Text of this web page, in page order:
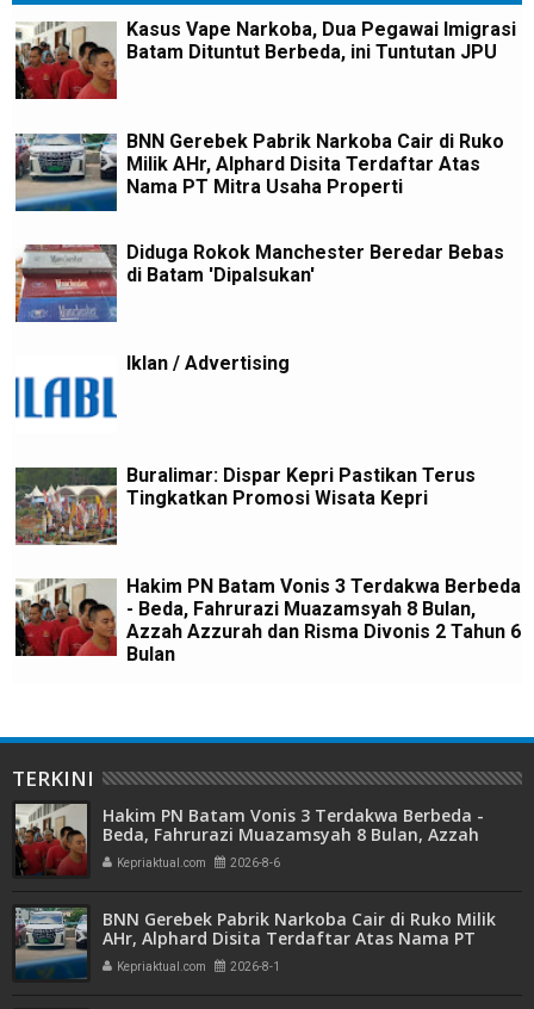
Kasus Vape Narkoba, Dua Pegawai Imigrasi
Batam Dituntut Berbeda, ini Tuntutan JPU
BNN Gerebek Pabrik Narkoba Cair di Ruko
Milik AHr, Alphard Disita Terdaftar Atas
Nama PT Mitra Usaha Properti
Diduga Rokok Manchester Beredar Bebas
di Batam 'Dipalsukan'
Iklan / Advertising
Buralimar: Dispar Kepri Pastikan Terus
Tingkatkan Promosi Wisata Kepri
Hakim PN Batam Vonis 3 Terdakwa Berbeda
- Beda, Fahrurazi Muazamsyah 8 Bulan,
Azzah Azzurah dan Risma Divonis 2 Tahun 6
Bulan
TERKINI
Hakim PN Batam Vonis 3 Terdakwa Berbeda -
Beda, Fahrurazi Muazamsyah 8 Bulan, Azzah
Azzurah dan Risma Divonis 2 Tahun 6 Bulan
Kepriaktual.com 2026-8-6
BNN Gerebek Pabrik Narkoba Cair di Ruko Milik
AHr, Alphard Disita Terdaftar Atas Nama PT
Mitra Usaha Properti
Kepriaktual.com 2026-8-1